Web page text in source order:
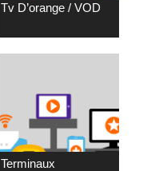
Tv D’orange / VOD
Terminaux